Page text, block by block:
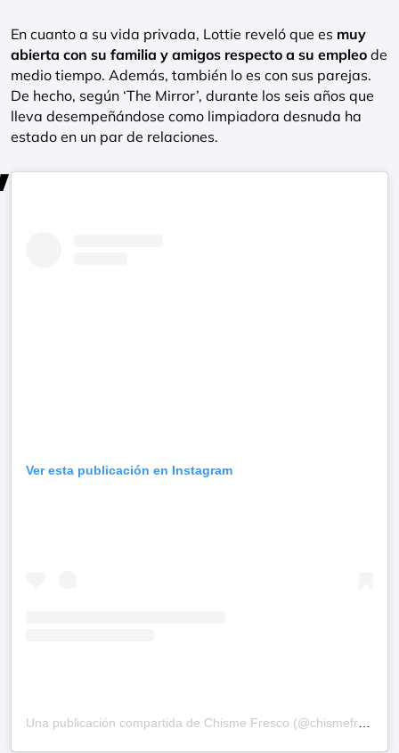
En cuanto a su vida privada, Lottie reveló que es muy
abierta con su familia y amigos respecto a su empleo de
medio tiempo. Además, también lo es con sus parejas.
De hecho, según ‘The Mirror’, durante los seis años que
lleva desempeñándose como limpiadora desnuda ha
estado en un par de relaciones.
Ver esta publicación en Instagram